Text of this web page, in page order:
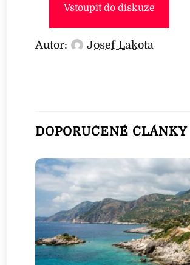
Vstoupit do diskuze
Autor: Josef Lakota
DOPORUČENÉ ČLÁNKY